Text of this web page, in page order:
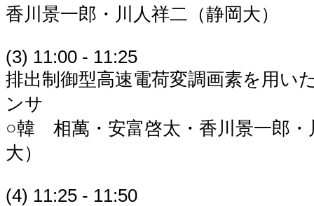
香川景一郎・川人祥二（静岡大）
(3) 11:00 - 11:25
排出制御型高速電荷変調画素を用い
ンサ
○韓 相萬・安富啓太・香川景一郎・
大）
(4) 11:25 - 11:50